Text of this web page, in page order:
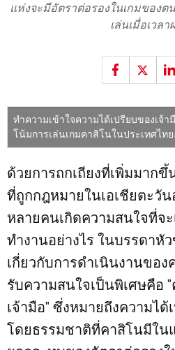
แห่งจะมีอัตราต่อรองในเกมของต
เล่นเมื่อเวลา
ทำความเข้าใจความได้เปรียบของเจ้
โน้มการเล่นเกมคาสิโนในประเทศไทย
ด้วยการถกเถียงที่เพิ่มมากขึ้
ที่ถูกกฎหมายในเอเชียตะวัน
หลายคนเกิดความสนใจที่จ
ทำงานอย่างไร ในบรรดาหั
เกี่ยวกับการดำเนินงานขอ
รับความสนใจเป็นพิเศษคือ
เจ้ามือ" ซึ่งหมายถึงความไ
โดยธรรมชาติที่คาสิโนมีใน